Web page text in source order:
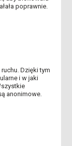
poprawnie.
Dzięki tym
i w jaki
anonimowe.